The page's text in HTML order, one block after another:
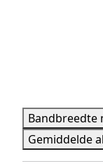
Bandbreedte
Gemiddelde